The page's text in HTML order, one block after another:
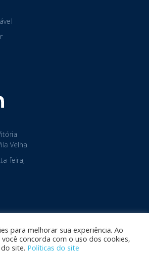
Velha
feira,
para melhorar sua experiência. Ao
concorda com o uso dos cookies,
site. Políticas do site